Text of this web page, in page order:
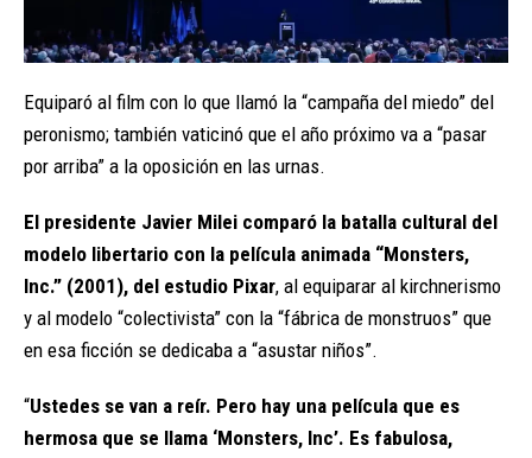
Equiparó al film con lo que llamó la “campaña del miedo” del
peronismo; también vaticinó que el año próximo va a “pasar
por arriba” a la oposición en las urnas.
El presidente Javier Milei comparó la batalla cultural del
modelo libertario con la película animada “Monsters,
Inc.” (2001), del estudio Pixar, al equiparar al kirchnerismo
y al modelo “colectivista” con la “fábrica de monstruos” que
en esa ficción se dedicaba a “asustar niños”.
“Ustedes se van a reír. Pero hay una película que es
hermosa que se llama ‘Monsters, Inc’. Es fabulosa,